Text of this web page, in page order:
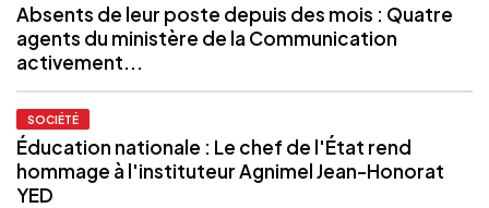
Absents de leur poste depuis des mois : Quatre
agents du ministère de la Communication
activement...
SOCIÉTÉ
Éducation nationale : Le chef de l'État rend
hommage à l'instituteur Agnimel Jean-Honorat
YED